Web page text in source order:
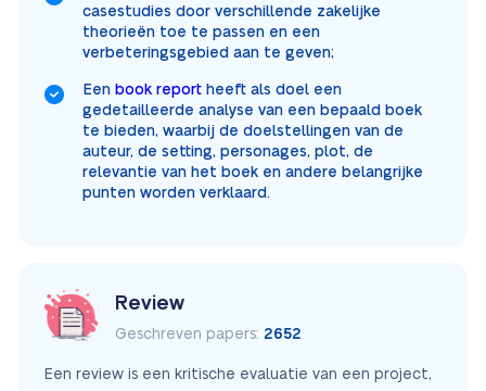
casestudies door verschillende zakelijke
theorieën toe te passen en een
verbeteringsgebied aan te geven;
Een book report heeft als doel een
gedetailleerde analyse van een bepaald boek
te bieden, waarbij de doelstellingen van de
auteur, de setting, personages, plot, de
relevantie van het boek en andere belangrijke
punten worden verklaard.
Review
Geschreven papers: 2652
Een review is een kritische evaluatie van een project,